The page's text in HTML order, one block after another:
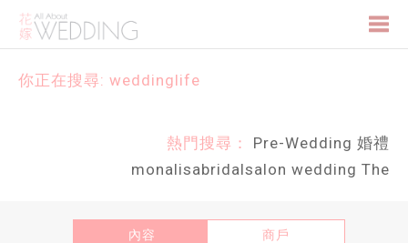
你正在搜尋: weddinglife
熱門搜尋： Pre-Wedding 婚禮
monalisabridalsalon wedding The
內容 商戶